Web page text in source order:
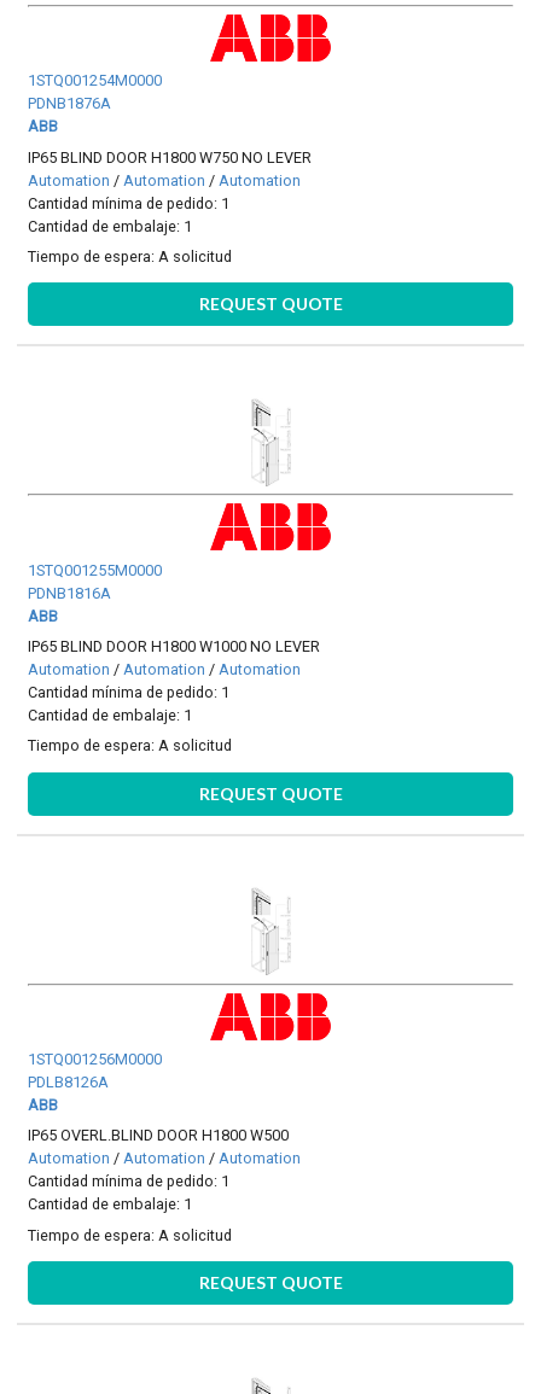
1STQ001254M0000
PDNB1876A
ABB
IP65 BLIND DOOR H1800 W750 NO LEVER
Automation / Automation / Automation
Cantidad mínima de pedido: 1
Cantidad de embalaje: 1
Tiempo de espera: A solicitud
REQUEST QUOTE
1STQ001255M0000
PDNB1816A
ABB
IP65 BLIND DOOR H1800 W1000 NO LEVER
Automation / Automation / Automation
Cantidad mínima de pedido: 1
Cantidad de embalaje: 1
Tiempo de espera:A solicitud
REQUEST QUOTE
1STQ001256M0000
PDLB8126A
ABB
IP65 OVERL.BLIND DOOR H1800 W500
Automation /Automation /Automation
Cantidad mínima de pedido: 1
Cantidad de embalaje: 1
Tiempo de espera: A solicitud
REQUEST QUOTE